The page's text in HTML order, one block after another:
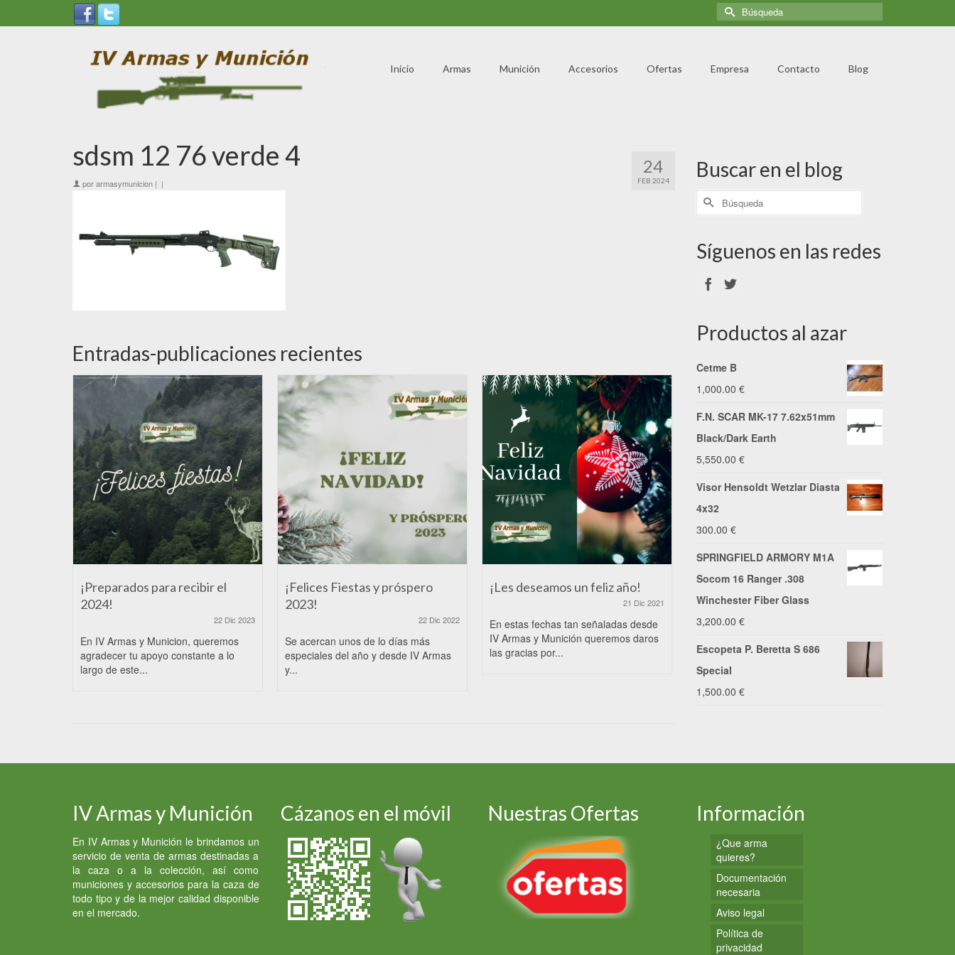
Inicio Armas Munición Accesorios Ofertas Empresa Contacto Blog
24
FEB 2024
sdsm 12 76 verde 4
porarmasymunicion | |
Entradas-publicaciones recientes
¡Preparados para recibir el
2024!
22 Dic 2023
En IV Armas y Municion, queremos
agradecer tu apoyo constante a lo
largo de este...
¡Felices Fiestas y próspero
2023!
22 Dic 2022
Se acercan unos de lo días más
especiales del año y desde IV Armas
y...
¡Les deseamos un feliz año!
21 Dic 2021
En estas fechas tan señaladas desde
IV Armas y Munición queremos daros
las gracias por...
Os deseamos unas Felices
Fiestas
aprovechamos estas fechas tan
especiales para desearos unas
Buscar en el blog
Síguenos en las redes
Productos al azar
Cetme B
1,000.00 €
F.N. SCAR MK-17 7.62x51mm
Black/Dark Earth
5,550.00 €
Visor Hensoldt Wetzlar Diasta
4x32
300.00 €
SPRINGFIELD ARMORY M1A
Socom 16 Ranger .308
Winchester Fiber Glass
3,200.00 €
Escopeta P. Beretta S 686
Special
1,500.00 €
IV Armas y Munición
En IV Armas y Munición le brindamos un
servicio de venta de armas destinadas a
la caza o a la colección, así como
municiones y accesorios para la caza de
todo tipo y de la mejor calidad disponible
en el mercado.
Cázanos en el móvil Nuestras Ofertas Información
¿Que arma
quieres?
Documentación
necesaria
Aviso legal
Política de
privacidad